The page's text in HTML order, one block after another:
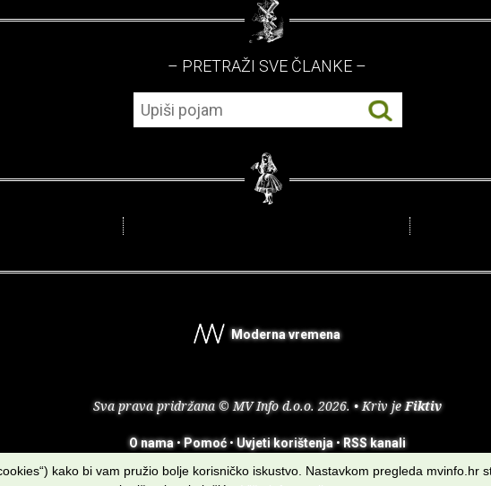
– PRETRAŽI SVE ČLANKE –
Moderna vremena
Sva prava pridržana © MV Info d.o.o. 2026. • Kriv jeFiktiv
O nama•Pomoć•Uvjeti korištenja•RSS kanali
kako bi vam pružio bolje korisničko iskustvo. Nastavkom pregleda mvinfo.hr